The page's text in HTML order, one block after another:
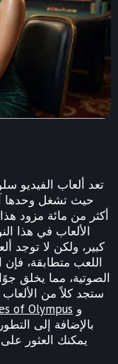
تعد ألعاب الفيديو
حيث تشغل وحدها
أكثر من مائة مزود
الألعاب في هذا
كبير، ولكن لا توجد
اللعب متطابقة،
الصوتية، مما يخلق
of Olympus و
يمكنك العثور